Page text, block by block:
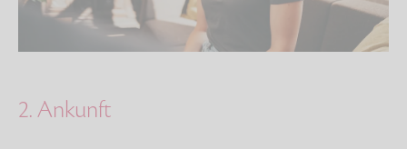
2. Ankunft